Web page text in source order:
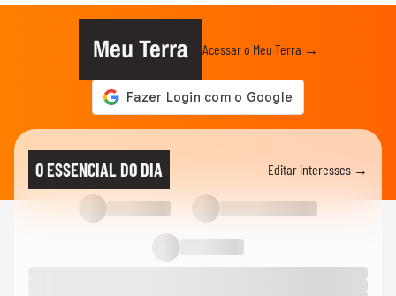
Meu Terra Acessar o Meu Terra →
O ESSENCIAL DO DIA Editar interesses →